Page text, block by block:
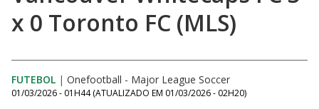
x 0 Toronto FC (MLS)
FUTEBOL | Onefootball - Major League Soccer
01/03/2026 - 01H44 (ATUALIZADO EM 01/03/2026 - 02H20)